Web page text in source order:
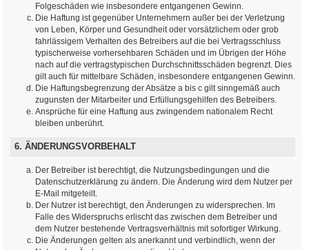
Folgeschäden wie insbesondere entgangenen Gewinn.
Die Haftung ist gegenüber Unternehmern außer bei der Verletzung
von Leben, Körper und Gesundheit oder vorsätzlichem oder grob
fahrlässigem Verhalten des Betreibers auf die bei Vertragsschluss
typischerweise vorhersehbaren Schäden und im Übrigen der Höhe
nach auf die vertragstypischen Durchschnittsschäden begrenzt. Dies
gilt auch für mittelbare Schäden, insbesondere entgangenen Gewinn.
Die Haftungsbegrenzung der Absätze a bis c gilt sinngemäß auch
zugunsten der Mitarbeiter und Erfüllungsgehilfen des Betreibers.
Ansprüche für eine Haftung aus zwingendem nationalem Recht
bleiben unberührt.
6. ÄNDERUNGSVORBEHALT
Der Betreiber ist berechtigt, die Nutzungsbedingungen und die
Datenschutzerklärung zu ändern. Die Änderung wird dem Nutzer per
E-Mail mitgeteilt.
Der Nutzer ist berechtigt, den Änderungen zu widersprechen. Im
Falle des Widerspruchs erlischt das zwischen dem Betreiber und
dem Nutzer bestehende Vertragsverhältnis mit sofortiger Wirkung.
Die Änderungen gelten als anerkannt und verbindlich, wenn der